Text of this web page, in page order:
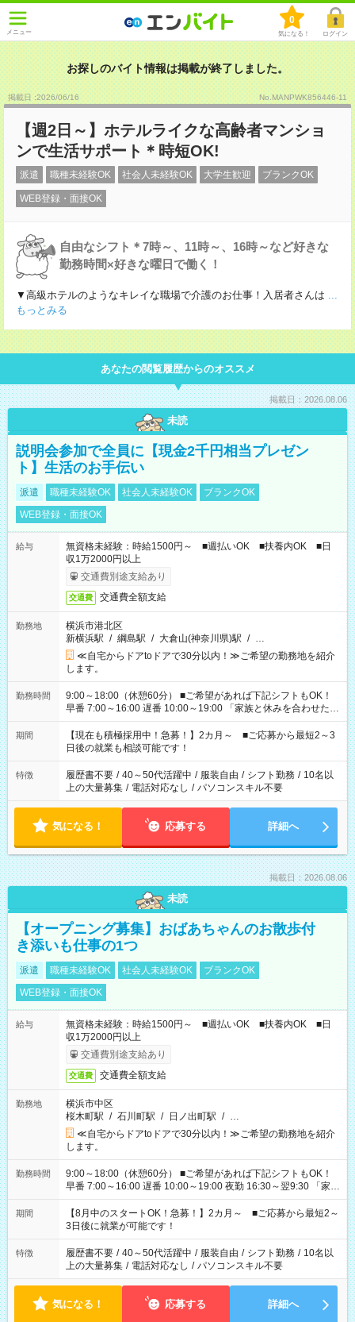
メニュー
0
気になる！ ログイン
お探しのバイト情報は掲載が終了しました。
掲載日 :2026/06/16 No.MANPWK856446-11
【週2日～】ホテルライクな高齢者マンショ
ンで生活サポート＊時短OK!
派遣 職種未経験OK 社会人未経験OK 大学生歓迎 ブランクOK
WEB登録・面接OK
自由なシフト＊7時～、11時～、16時～など好きな
勤務時間×好きな曜日で働く！
▼高級ホテルのようなキレイな職場で介護のお仕事！入居者さんは ...
もっとみる
あなたの閲覧履歴からのオススメ
掲載日：2026.08.06
未読
説明会参加で全員に【現金2千円相当プレゼン
ト】生活のお手伝い
派遣 職種未経験OK 社会人未経験OK
ブランクOK
WEB登録・面接OK
給与
無資格未経験：時給1500円～ ■週払いOK ■扶養内OK ■日
収1万2000円以上
交通費別途支給あり
交通費 交通費全額支給
勤務地
横浜市港北区
新横浜駅 / 綱島駅 / 大倉山(神奈川県)駅 / …
≪自宅からドアtoドアで30分以内！≫ご希望の勤務地を紹介
します。
勤務時間
9:00～18:00（休憩60分） ■ご希望があれば下記シフトもOK！
早番 7:00～16:00 遅番 10:00～19:00 「家族と休みを合わせた
い」 「余裕を持って夕飯の準備がしたい」 「できれば残業はし
たくない」 など、ご希望を教えてくださいね。 ※Wワーク希望
の方へ 今ご覧のお仕事で希望する勤務時間と、もう1つのお仕事
の勤務時間。 合計で週40時間を超える場合は応募できません。
期間
【現在も積極採用中！急募！】2カ月～ ■ご応募から最短2～3
日後の就業も相談可能です！
特徴 履歴書不要 / 40～50代活躍中 / 服装自由 / シフト勤務 / 10名以
上の大量募集 / 電話対応なし / パソコンスキル不要
気になる！ 応募する 詳細へ
掲載日：2026.08.06
未読
【オープニング募集】おばあちゃんのお散歩付
き添いも仕事の1つ
派遣 職種未経験OK 社会人未経験OK
ブランクOK
WEB登録・面接OK
給与
無資格未経験：時給1500円～ ■週払いOK ■扶養内OK ■日
収1万2000円以上
交通費別途支給あり
交通費 交通費全額支給
勤務地
横浜市中区
桜木町駅 / 石川町駅 / 日ノ出町駅 / …
≪自宅からドアtoドアで30分以内！≫ご希望の勤務地を紹介
します。
勤務時間
9:00～18:00（休憩60分） ■ご希望があれば下記シフトもOK！
早番 7:00～16:00 遅番 10:00～19:00 夜勤 16:30～翌9:30 「家族
と休みを合わせたい」 「余裕を持って夕飯の準備がしたい」
「できれば残業はしたくない」 など、ご希望を教えてください
ね。 ※Wワーク希望の方へ 今ご覧のお仕事で希望する勤務時間
と、もう1つのお仕事の勤務時間。 合計で週40時間を超える場
合は応募できません。
期間
【8月中のスタートOK！急募！】2カ月～ ■ご応募から最短2～
3日後に就業が可能です！
特徴 履歴書不要 / 40～50代活躍中 / 服装自由 / シフト勤務 / 10名以
上の大量募集 / 電話対応なし / パソコンスキル不要
気になる！ 応募する 詳細へ